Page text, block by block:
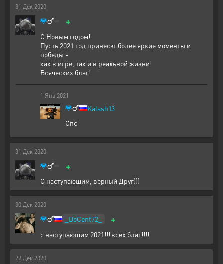
31 Дек 2020
+
С Новым годом!
Пусть 2021 год принесет более яркие моменты и
победы -
как в игре, так и в реальной жизни!
Всяческих благ!
1 Янв 2021
Kalash13
Спс
31 Дек 2020
+
С наступающим, верный Друг)))
30 Дек 2020
_DoCent72_ +
с наступающим 2021!!! всех благ!!!!
22 Дек 2020